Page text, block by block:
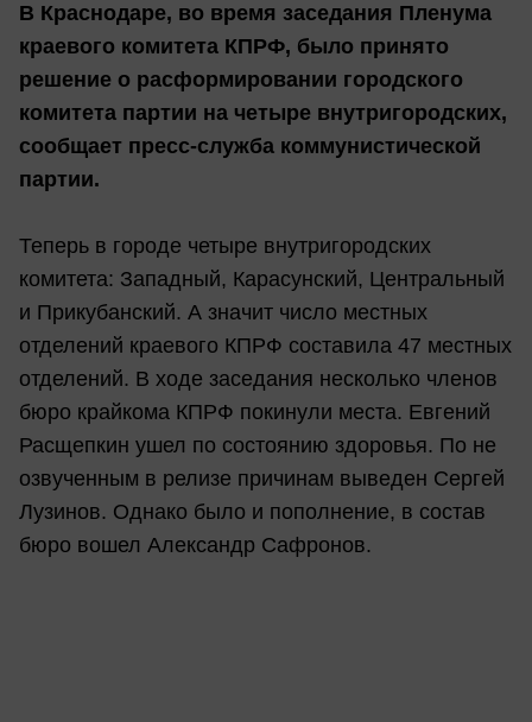
В Краснодаре, во время заседания Пленума
краевого комитета КПРФ, было принято
решение о расформировании городского
комитета партии на четыре внутригородских,
сообщает пресс-служба коммунистической
партии.
Теперь в городе четыре внутригородских
комитета: Западный, Карасунский, Центральный
и Прикубанский. А значит число местных
отделений краевого КПРФ составила 47 местных
отделений. В ходе заседания несколько членов
бюро крайкома КПРФ покинули места. Евгений
Расщепкин ушел по состоянию здоровья. По не
озвученным в релизе причинам выведен Сергей
Лузинов. Однако было и пополнение, в состав
бюро вошел Александр Сафронов.